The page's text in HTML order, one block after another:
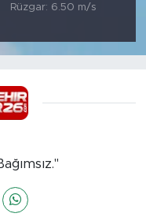
Rüzgar: 6.50 m/s